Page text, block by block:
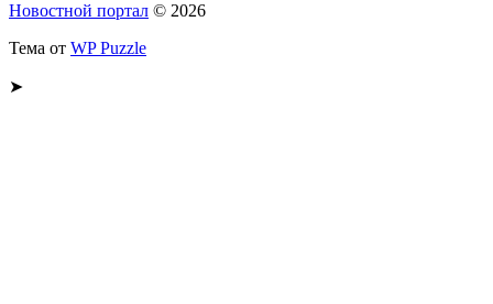
Новостной портал © 2026
Тема от WP Puzzle
➤